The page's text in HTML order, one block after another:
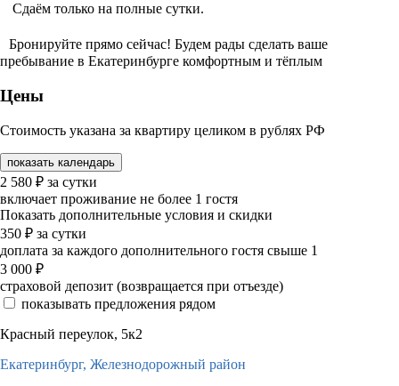
Сдаём только на полные сутки.
Бронируйте прямо сейчас! Будем рады сделать ваше
пребывание в Екатеринбурге комфортным и тёплым
Цены
Стоимость указана за квартиру целиком в рублях РФ
показать календарь
2 580 ₽ за сутки
включает проживание не более 1 гостя
Показать дополнительные условия и скидки
350 ₽ за сутки
доплата за каждого дополнительного гостя свыше 1
3 000 ₽
страховой депозит (возвращается при отъезде)
показывать предложения рядом
Красный переулок, 5к2
Екатеринбург, Железнодорожный район